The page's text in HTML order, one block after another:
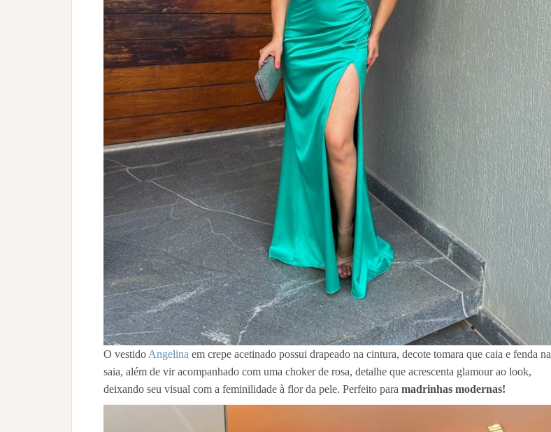
O vestido Angelina em crepe acetinado possui drapeado na cintura, decote tomara que caia e fenda na
saia, além de vir acompanhado com uma choker de rosa, detalhe que acrescenta glamour ao look,
deixando seu visual com a feminilidade à flor da pele. Perfeito para madrinhas modernas!